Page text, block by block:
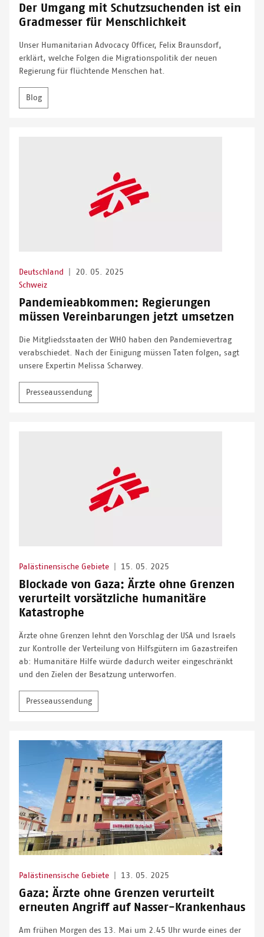
Der Umgang mit Schutzsuchenden ist ein
Gradmesser für Menschlichkeit
Unser Humanitarian Advocacy Officer, Felix Braunsdorf,
erklärt, welche Folgen die Migrationspolitik der neuen
Regierung für flüchtende Menschen hat.
Blog
Deutschland
Schweiz
20. 05. 2025
Pandemieabkommen: Regierungen
müssen Vereinbarungen jetzt umsetzen
Die Mitgliedsstaaten der WHO haben den Pandemievertrag
verabschiedet. Nach der Einigung müssen Taten folgen, sagt
unsere Expertin Melissa Scharwey.
Presseaussendung
Palästinensische Gebiete 15. 05. 2025
Blockade von Gaza: Ärzte ohne Grenzen
verurteilt vorsätzliche humanitäre
Katastrophe
Ärzte ohne Grenzen lehnt den Vorschlag der USA und Israels
zur Kontrolle der Verteilung von Hilfsgütern im Gazastreifen
ab: Humanitäre Hilfe würde dadurch weiter eingeschränkt
und den Zielen der Besatzung unterworfen.
Presseaussendung
Palästinensische Gebiete 13. 05. 2025
Gaza: Ärzte ohne Grenzen verurteilt
erneuten Angriff auf Nasser-Krankenhaus
Am frühen Morgen des 13. Mai um 2.45 Uhr wurde eines der